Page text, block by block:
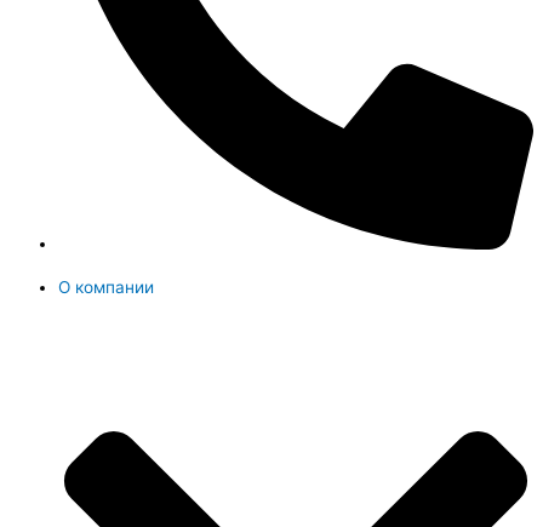
О компании